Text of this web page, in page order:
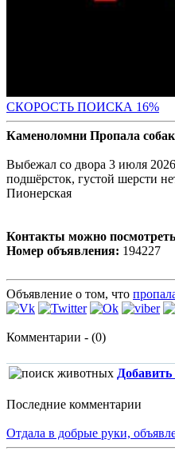
СКОРОСТЬ ПОИСКА 16%
Каменоломни Пропала
Выбежал со двора 3 июля
подшёрсток, густой шерсти
Пионерская
Контакты можно
Номер объявления: 194227
Объявление о том, что
Комментарии - (0)
Последние комментарии
Отдала в добрые руки,